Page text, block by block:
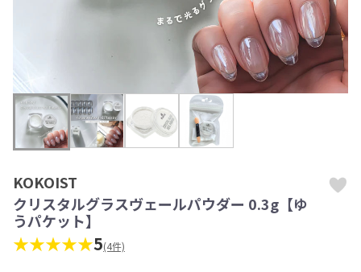
KOKOIST
クリスタルグラスヴェールパウダー 0.3g【ゆ
うパケット】
★★★★★5(4件)